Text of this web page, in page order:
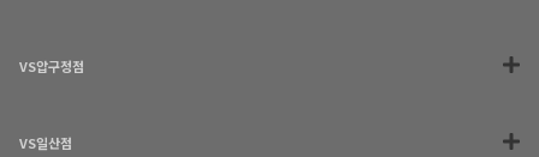
VS압구정점
VS일산점